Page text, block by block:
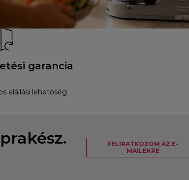
garancia
elállási lehetőség
FELIRATKOZOM AZ E-
MAILEKRE